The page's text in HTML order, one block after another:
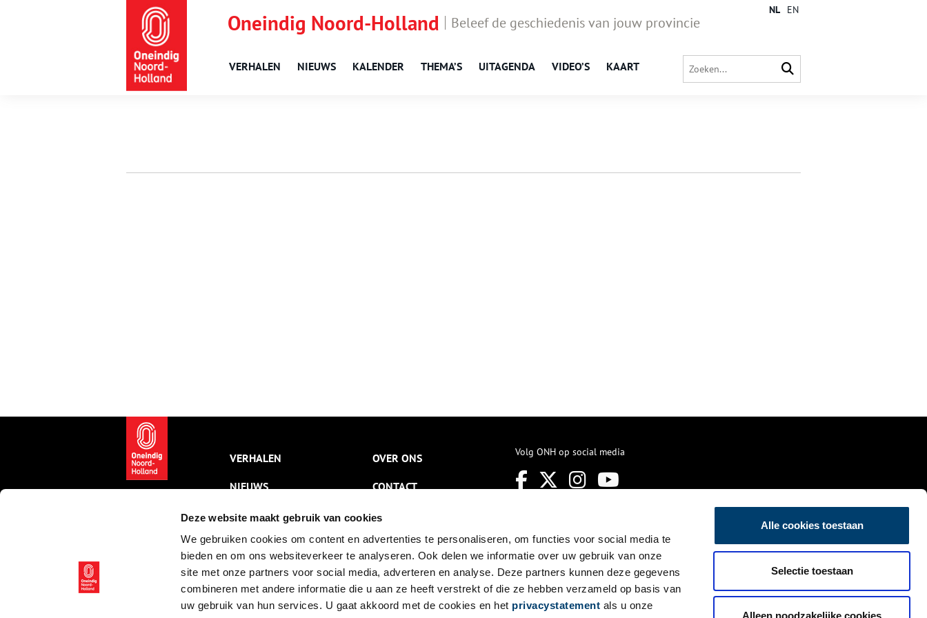
Deze website maakt gebruik van cookies
We gebruiken cookies om content en advertenties te personaliseren, om functies voor social media te
bieden en om ons websiteverkeer te analyseren. Ook delen we informatie over uw gebruik van onze
site met onze partners voor social media, adverteren en analyse. Deze partners kunnen deze gegevens
combineren met andere informatie die u aan ze heeft verstrekt of die ze hebben verzameld op basis van
uw gebruik van hun services. U gaat akkoord met de cookies en het privacystatement als u onze
Alle cookies toestaan
Selectie toestaan
Alleen noodzakelijke cookies
Oneindig Noord-Holland Beleef de geschiedenis van jouw provincie
VERHALEN NIEUWS KALENDER THEMA’S UITAGENDA VIDEO’S KAART
NL EN
VERHALEN
NIEUWS
KALENDER
THEMA’S
ACTIVITEITEN
VIDEO’S
OVER ONS
CONTACT
NIEUWSBRIEF
DISCLAIMER
PRIVACY
TOEGANKELIJKHEID
Volg ONH op social media